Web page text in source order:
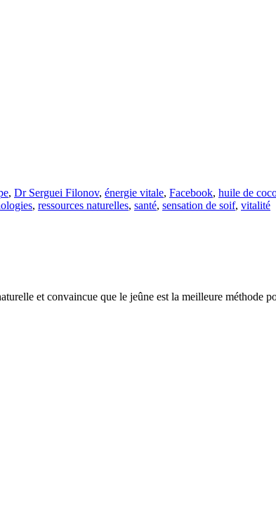
, Dr Serguei Filonov, énergie vitale, Facebook, huile de
, ressources naturelles, santé, sensation de soif, vitalité
et convaincue que le jeûne est la meilleure méthode